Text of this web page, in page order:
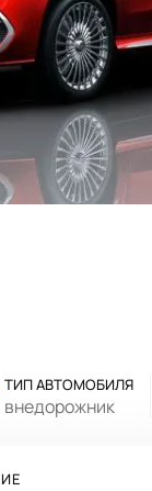
ТИП АВТОМОБИЛЯ
внедорожник